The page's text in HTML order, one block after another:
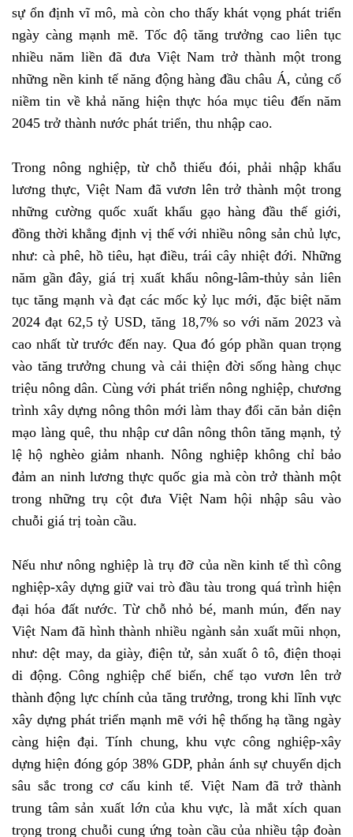
sự ổn định vĩ mô, mà còn cho thấy khát vọng phát triển
ngày càng mạnh mẽ. Tốc độ tăng trưởng cao liên tục
nhiều năm liền đã đưa Việt Nam trở thành một trong
những nền kinh tế năng động hàng đầu châu Á, củng cố
niềm tin về khả năng hiện thực hóa mục tiêu đến năm
2045 trở thành nước phát triển, thu nhập cao.
Trong nông nghiệp, từ chỗ thiếu đói, phải nhập khẩu
lương thực, Việt Nam đã vươn lên trở thành một trong
những cường quốc xuất khẩu gạo hàng đầu thế giới,
đồng thời khẳng định vị thế với nhiều nông sản chủ lực,
như: cà phê, hồ tiêu, hạt điều, trái cây nhiệt đới. Những
năm gần đây, giá trị xuất khẩu nông-lâm-thủy sản liên
tục tăng mạnh và đạt các mốc kỷ lục mới, đặc biệt năm
2024 đạt 62,5 tỷ USD, tăng 18,7% so với năm 2023 và
cao nhất từ trước đến nay. Qua đó góp phần quan trọng
vào tăng trưởng chung và cải thiện đời sống hàng chục
triệu nông dân. Cùng với phát triển nông nghiệp, chương
trình xây dựng nông thôn mới làm thay đổi căn bản diện
mạo làng quê, thu nhập cư dân nông thôn tăng mạnh, tỷ
lệ hộ nghèo giảm nhanh. Nông nghiệp không chỉ bảo
đảm an ninh lương thực quốc gia mà còn trở thành một
trong những trụ cột đưa Việt Nam hội nhập sâu vào
chuỗi giá trị toàn cầu.
Nếu như nông nghiệp là trụ đỡ của nền kinh tế thì công
nghiệp-xây dựng giữ vai trò đầu tàu trong quá trình hiện
đại hóa đất nước. Từ chỗ nhỏ bé, manh mún, đến nay
Việt Nam đã hình thành nhiều ngành sản xuất mũi nhọn,
như: dệt may, da giày, điện tử, sản xuất ô tô, điện thoại
di động. Công nghiệp chế biến, chế tạo vươn lên trở
thành động lực chính của tăng trưởng, trong khi lĩnh vực
xây dựng phát triển mạnh mẽ với hệ thống hạ tầng ngày
càng hiện đại. Tính chung, khu vực công nghiệp-xây
dựng hiện đóng góp 38% GDP, phản ánh sự chuyển dịch
sâu sắc trong cơ cấu kinh tế. Việt Nam đã trở thành
trung tâm sản xuất lớn của khu vực, là mắt xích quan
trọng trong chuỗi cung ứng toàn cầu của nhiều tập đoàn